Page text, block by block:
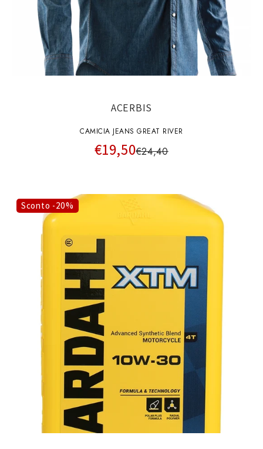
ACERBIS
CAMICIA JEANS GREAT RIVER
€19,50€24,40
Sconto -20%